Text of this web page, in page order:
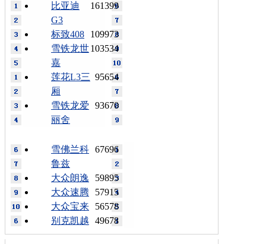
161399
比亚迪
G3
109973
标致408
103534
雪铁龙世
嘉
95654
莲花L3三
厢
93670
雪铁龙爱
丽舍
67696
雪佛兰科
鲁兹
59895
大众朗逸
57915
大众速腾
56578
大众宝来
49678
别克凯越